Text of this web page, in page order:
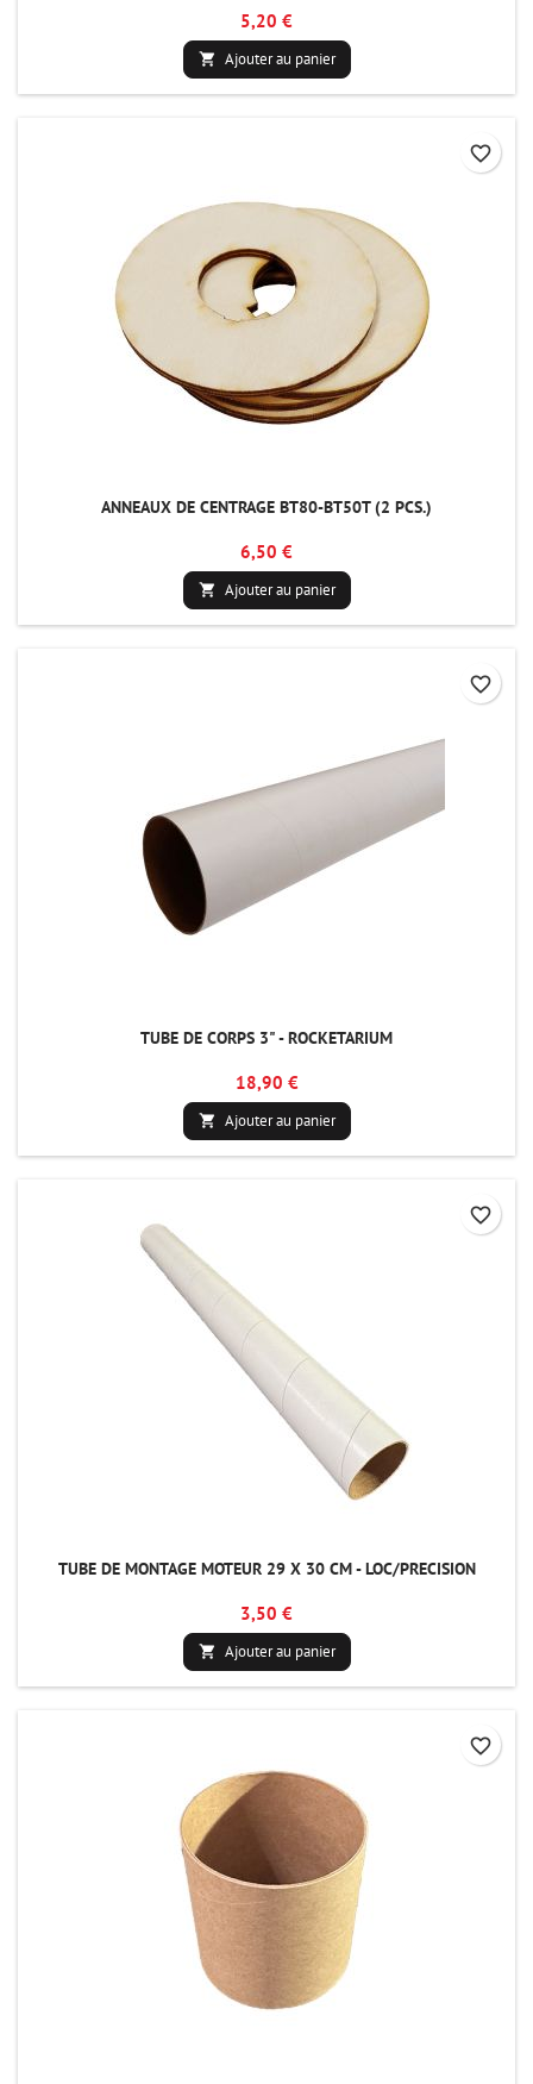
5,20 €
 Ajouter au panier
ANNEAUX DE CENTRAGE BT80-BT50T (2 PCS.)
6,50 €
 Ajouter au panier
favorite_border
TUBE DE CORPS 3" - ROCKETARIUM
18,90 €
 Ajouter au panier
favorite_border
TUBE DE MONTAGE MOTEUR 29 X 30 CM - LOC/PRECISION
3,50 €
 Ajouter au panier
favorite_border
favorite_border